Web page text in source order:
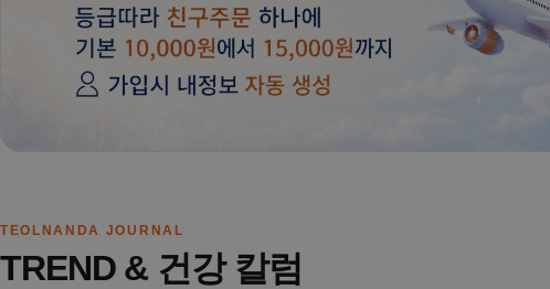
TEOLNANDA JOURNAL
TREND & 건강 칼럼